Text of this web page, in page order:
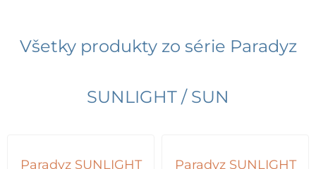
Všetky produkty zo série Paradyz
SUNLIGHT / SUN
Paradyz SUNLIGHT
Paradyz SUNLIGHT